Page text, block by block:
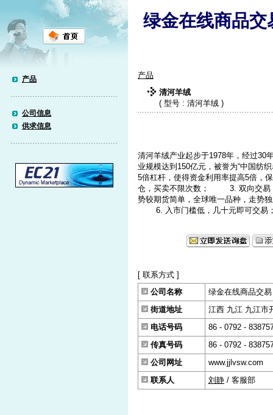
产品
公司信息
供求信息
绿金在线商品交
产品
清河羊绒
( 型号 : 清河羊绒 )
清河羊绒产业起步于1978年，经过30
业规模达到150亿元，被誉为“中国纺
5倍杠杆，使得资金利用率提高5倍
仓，买卖不限次数； 3. 双向交易
势较期货简单，全球唯一品种，走
6. 入市门槛低，几十元即可交
[ 联系方式 ]
公司名称
绿金在线商品交易
街道地址
江西 九江 九江市
电话号码
86 - 0792 -
传真号码
86 - 0792 -
公司网址
www.jjlvsw.com
联系人
刘静 / 客服部